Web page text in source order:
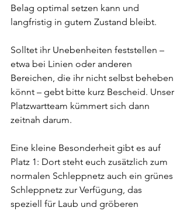
Belag optimal setzen kann und
langfristig in gutem Zustand bleibt.
Solltet ihr Unebenheiten feststellen –
etwa bei Linien oder anderen
Bereichen, die ihr nicht selbst beheben
könnt – gebt bitte kurz Bescheid. Unser
Platzwartteam kümmert sich dann
zeitnah darum.
Eine kleine Besonderheit gibt es auf
Platz 1: Dort steht euch zusätzlich zum
normalen Schleppnetz auch ein grünes
Schleppnetz zur Verfügung, das
speziell für Laub und gröberen